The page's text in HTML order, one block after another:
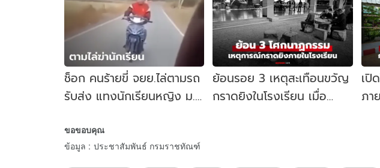
ช็อก คนร้ายขี่ จยย.ไล่ตามรถ
รับส่ง แทงนักเรียนหญิง ม.2
โคตร"
ย้อนรอย 3 เหตุสะเทือนขวัญ
กราดยิงในโรงเรียน เมื่อ
เปิ
ภา
ขอขอบคุณ
ข้อมูล : ประชาสัมพันธ์ กรมราชทัณฑ์